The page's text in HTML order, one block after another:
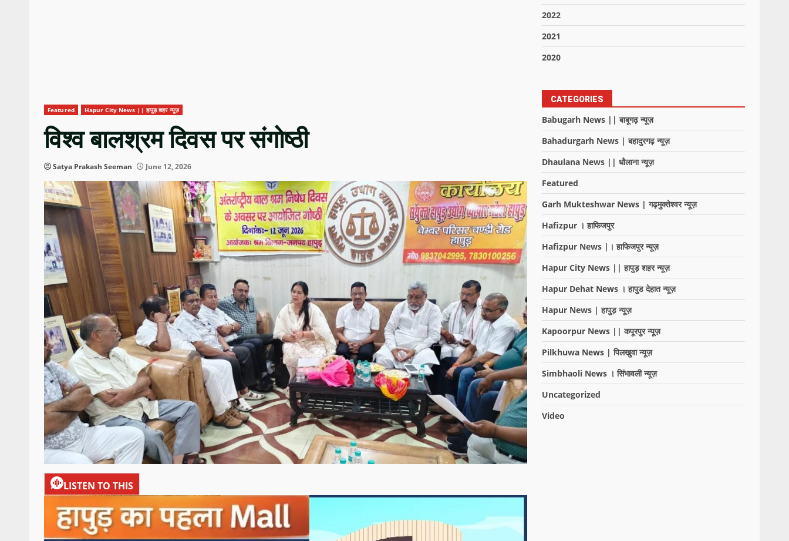
Featured Hapur City News || हापुड़ शहर न्यूज़
विश्व बालश्रम दिवस पर संगोष्ठी
Satya Prakash Seeman June 12, 2026
LISTEN TO THIS
2022
2021
2020
CATEGORIES
Babugarh News || बाबूगढ़ न्यूज़
Bahadurgarh News | बहादुरगढ़ न्यूज़
Dhaulana News || धौलाना न्यूज़
Featured
Garh Mukteshwar News | गढ़मुक्तेश्वर न्यूज़
Hafizpur । हाफिजपुर
Hafizpur News |। हाफिजपुर न्यूज़
Hapur City News || हापुड़ शहर न्यूज़
Hapur Dehat News । हापुड देहात न्यूज़
Hapur News | हापुड़ न्यूज़
Kapoorpur News || कपूरपुर न्यूज़
Pilkhuwa News | पिलखुवा न्यूज़
Simbhaoli News । सिंभावली न्यूज़
Uncategorized
Video